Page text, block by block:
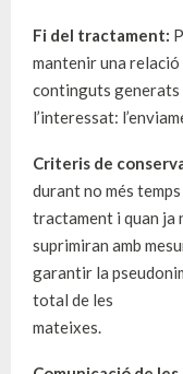
Fi del tractament:
mantenir una relació
continguts generats
l’interessat:
Criteris de
durant no més
tractament i quan ja
suprimiran amb
garantir la
total de les
mateixes.